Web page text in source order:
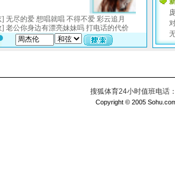
搜狐体育24小时值班电话
Copyright © 2005